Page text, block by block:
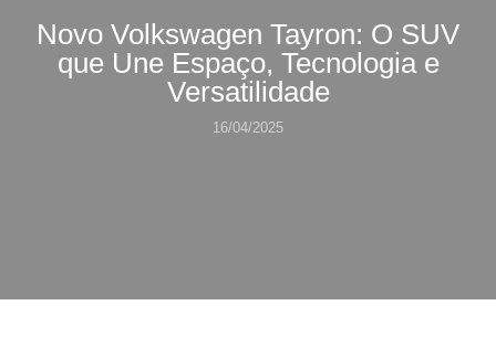
Novo Volkswagen Tayron: O SUV
que Une Espaço, Tecnologia e
Versatilidade
16/04/2025